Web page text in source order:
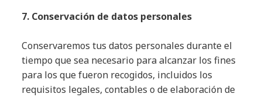
7. Conservación de datos personales
Conservaremos tus datos personales durante el
tiempo que sea necesario para alcanzar los fines
para los que fueron recogidos, incluidos los
requisitos legales, contables o de elaboración de